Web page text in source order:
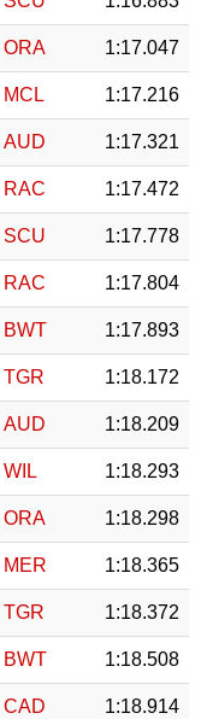
ORA 1:17.047
MCL 1:17.216
AUD 1:17.321
RAC 1:17.472
SCU 1:17.778
RAC 1:17.804
BWT 1:17.893
TGR 1:18.172
AUD 1:18.209
WIL 1:18.293
ORA 1:18.298
MER 1:18.365
TGR 1:18.372
BWT 1:18.508
CAD 1:18.914